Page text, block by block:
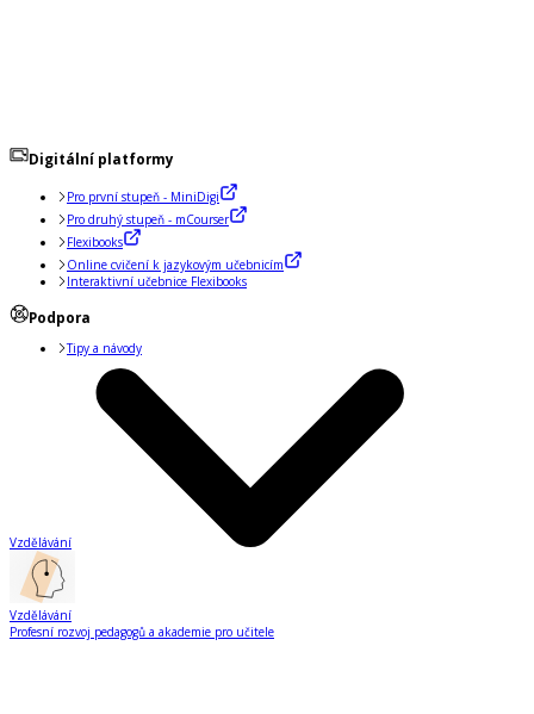
Digitální platformy
Pro první stupeň - MiniDigi
Pro druhý stupeň - mCourser
Flexibooks
Online cvičení k jazykovým učebnicím
Interaktivní učebnice Flexibooks
Podpora
Tipy a návody
Vzdělávání
Vzdělávání
Profesní rozvoj pedagogů a akademie pro učitele